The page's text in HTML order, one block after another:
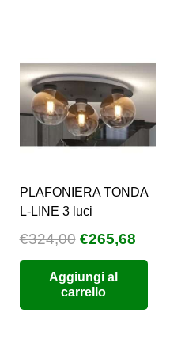
PLAFONIERA TONDA
L-LINE 3 luci
€324,00 Il
prezzo
originale
era:
€265,68Il
prezzo
Aggiungi al
carrello